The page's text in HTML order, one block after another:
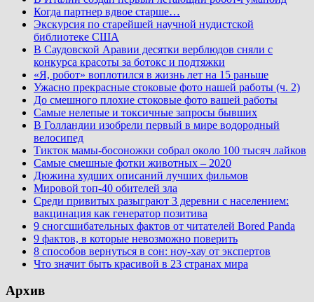
Когда партнер вдвое старше…
Экскурсия по старейшей научной нудистской
библиотеке США
В Саудовской Аравии десятки верблюдов сняли с
конкурса красоты за ботокс и подтяжки
«Я, робот» воплотился в жизнь лет на 15 раньше
Ужасно прекрасные стоковые фото нашей работы (ч. 2)
До смешного плохие стоковые фото вашей работы
Самые нелепые и токсичные запросы бывших
В Голландии изобрели первый в мире водородный
велосипед
Тикток мамы-босоножки собрал около 100 тысяч лайков
Самые смешные фотки животных – 2020
Дюжина худших описаний лучших фильмов
Мировой топ-40 обителей зла
Среди привитых разыграют 3 деревни с населением:
вакцинация как генератор позитива
9 сногсшибательных фактов от читателей Bored Panda
9 фактов, в которые невозможно поверить
8 способов вернуться в сон: ноу-хау от экспертов
Что значит быть красивой в 23 странах мира
Архив